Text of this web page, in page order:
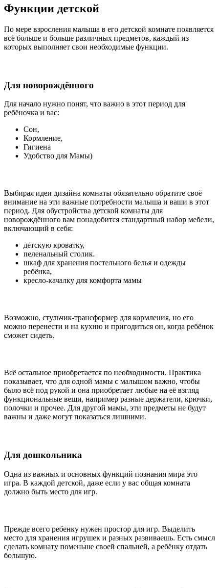
Функции детской
По мере взросления малыша в его детской комнате появляется
всё больше и больше различных предметов, каждый из
которых выполняет свои необходимые функции.
Для новорождённого
Для начало нужно понят, что важно в этот период для
ребёночка и вас:
Сон,
Кормление,
Гигиена
Удобство для Мамы)
Выбирая идеи дизайна комнаты обязательно обратите своё
внимание на эти важные потребности малыша и ваши в этот
период. Для обустройства детской комнаты для
новорождённого вам понадобится стандартный набор мебели,
включающий в себя:
детскую кроватку,
пеленальный столик.
шкаф для хранения постельного белья и одежды
ребёнка,
кресло-качалку для комфорта мамы
Возможно, стульчик-трансформер для кормления, но его
можно перенести и на кухню и пригодиться он, когда ребёнок
сможет сидеть.
Всё остальное приобретается по необходимости. Практика
показывает, что для одной мамы с малышом важно, чтобы
было всё под рукой и она приобретает любые на её взгляд
функциональные вещи, например разные держатели, крючки,
полочки и прочее. Для другой мамы, эти предметы не будут
важны и даже могут показаться лишними.
Для дошкольника
Одна из важных и основных функций познания мира это
игра. В каждой детской, даже если у вас общая комната
должно быть место для игр.
Прежде всего ребенку нужен простор для игр. Выделить
место для хранения игрушек и разных развиваешь. Есть смысл
сделать комнату поменьше своей спальней, а ребёнку отдать
большую.